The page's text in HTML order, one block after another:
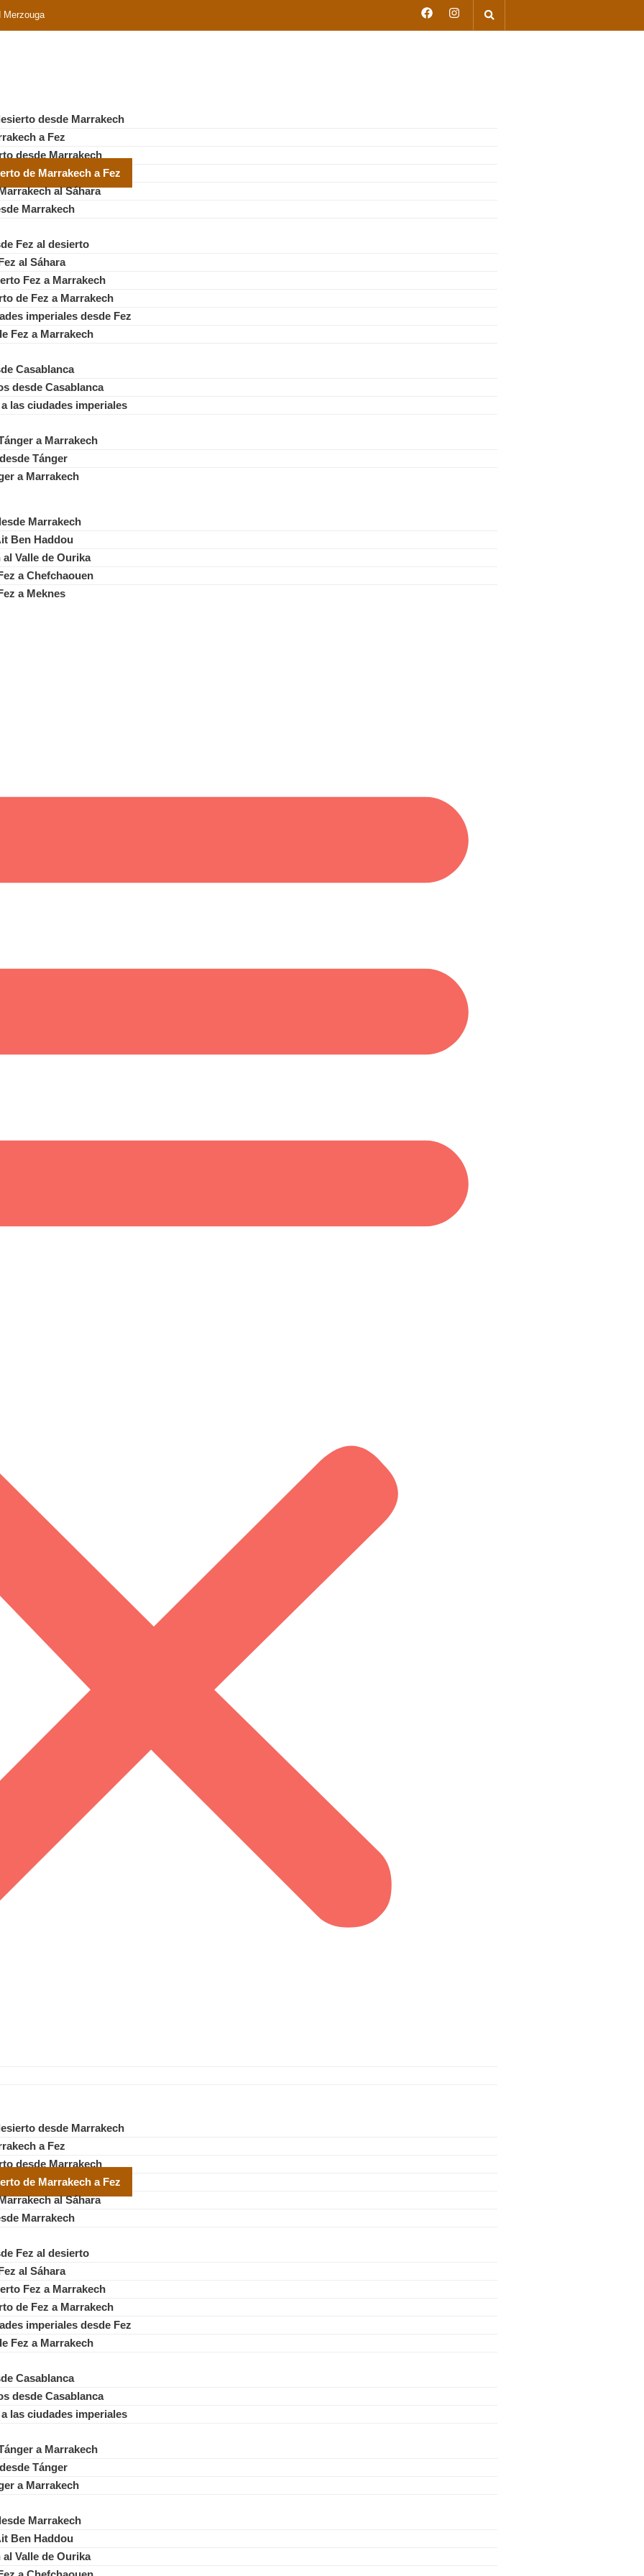
Merzouga
desde Marrakech
a Fez
desde Marrakech
de Marrakech a Fez
al Sáhara
Marrakech
Fez al desierto
al Sáhara
Fez a Marrakech
de Fez a Marrakech
imperiales desde Fez
Fez a Marrakech
Casablanca
desde Casablanca
las ciudades imperiales
a Marrakech
Tánger
a Marrakech
Marrakech
Ben Haddou
Valle de Ourika
a Chefchaouen
a Meknes
desde Marrakech
a Fez
desde Marrakech
de Marrakech a Fez
al Sáhara
Marrakech
Fez al desierto
al Sáhara
Fez a Marrakech
de Fez a Marrakech
imperiales desde Fez
Fez a Marrakech
Casablanca
desde Casablanca
las ciudades imperiales
a Marrakech
Tánger
a Marrakech
Marrakech
Ben Haddou
Valle de Ourika